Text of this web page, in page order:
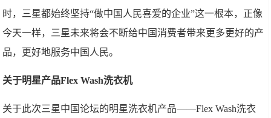
时，三星都始终坚持“做中国人民喜爱的企业”这一根本，正像
今天一样，三星未来将会不断给中国消费者带来更多更好的产
品，更好地服务中国人民。
关于明星产品Flex Wash洗衣机
关于此次三星中国论坛的明星洗衣机产品——Flex Wash洗衣